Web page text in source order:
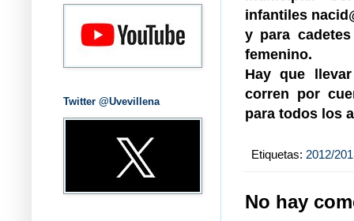
infantiles
y para
femenino.
Hay que
corren por
para todos los
Etiquetas: 2012/
No hay
Twitter @Uvevillena